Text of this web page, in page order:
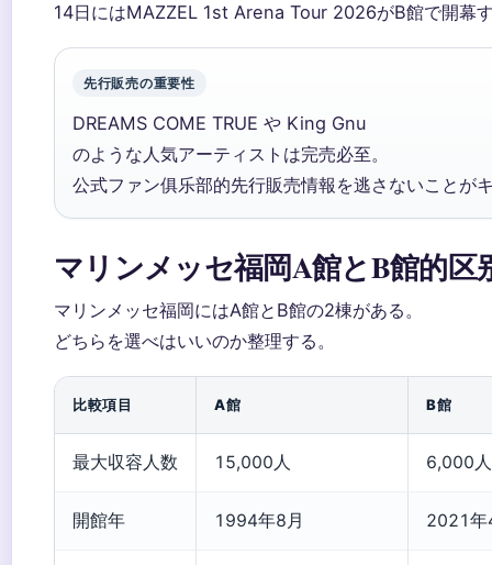
14日にはMAZZEL 1st Arena Tour 2026がB館で開幕
先行販売の重要性
DREAMS COME TRUE や King Gnu
のような人気アーティストは完売必至。
公式ファン俱乐部的先行販売情報を逃さないことが
マリンメッセ福岡A館とB館的区
マリンメッセ福岡にはA館とB館の2棟がある。
どちらを選べはいいのか整理する。
比較項目 A館 B館
最大収容人数 15,000人 6,000人
開館年 1994年8月 2021年